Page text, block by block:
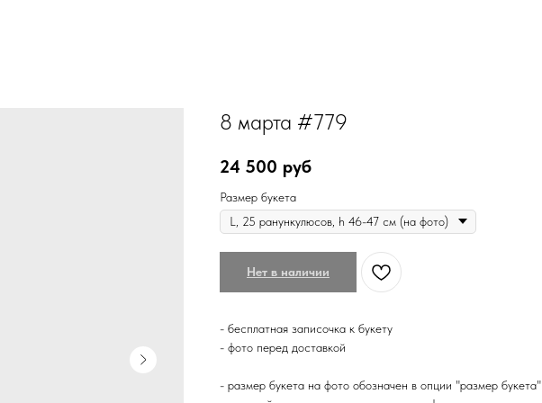
8 марта #779
24 500 руб
Размер букета
Нет в наличии
- бесплатная записочка к букету
- фото перед доставкой
- размер букета на фото обозначен в опции "размер букета"